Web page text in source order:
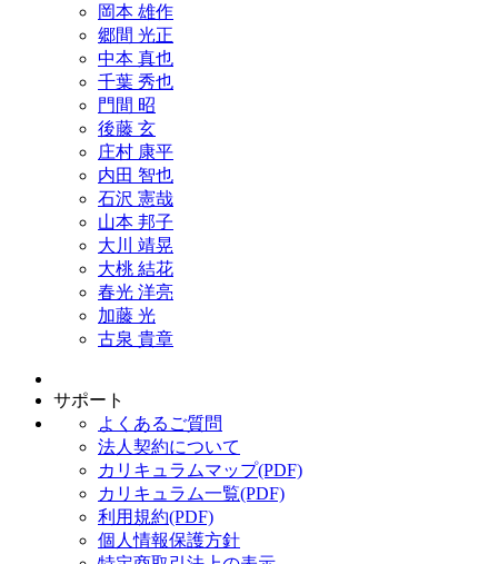
岡本 雄作
郷間 光正
中本 真也
千葉 秀也
門間 昭
後藤 玄
庄村 康平
内田 智也
石沢 憲哉
山本 邦子
大川 靖晃
大桃 結花
春光 洋亮
加藤 光
古泉 貴章
サポート
よくあるご質問
法人契約について
カリキュラムマップ(PDF)
カリキュラム一覧(PDF)
利用規約(PDF)
個人情報保護方針